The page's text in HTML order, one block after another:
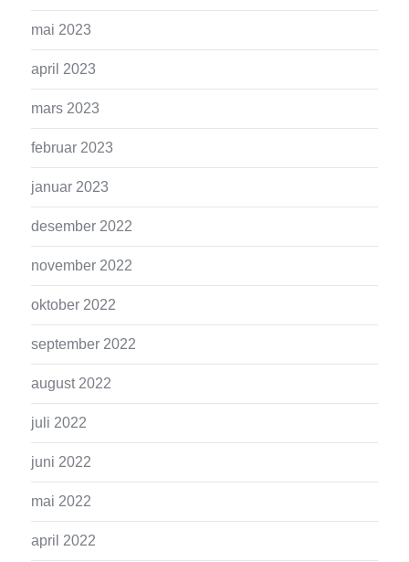
mai 2023
april 2023
mars 2023
februar 2023
januar 2023
desember 2022
november 2022
oktober 2022
september 2022
august 2022
juli 2022
juni 2022
mai 2022
april 2022